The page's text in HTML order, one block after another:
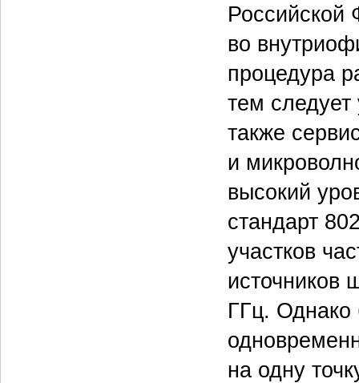
Российской
во
процедура
тем следует
также
и
высокий
стандарт
участков
источников
ГГц. Однако
на одну